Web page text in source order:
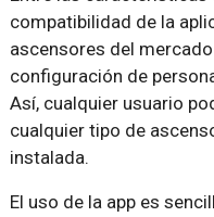
compatibilidad de la
ascensores del
configuración de
Así, cualquier usuario
cualquier tipo de
instalada.
El uso de la app es